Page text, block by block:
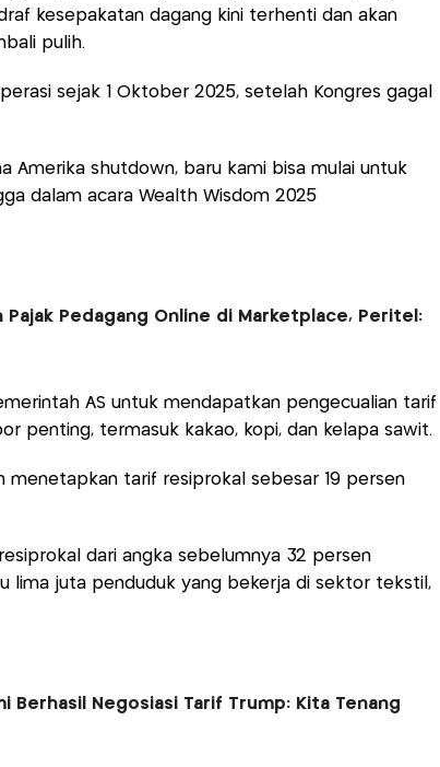
kesepakatan dagang kini terhenti dan akan
pulih.
sejak 1 Oktober 2025, setelah Kongres gagal
Amerika shutdown, baru kami bisa mulai untuk
dalam acara Wealth Wisdom 2025
Pajak Pedagang Online di Marketplace, Peritel:
AS untuk mendapatkan pengecualian tarif
penting, termasuk kakao, kopi, dan kelapa sawit.
menetapkan tarif resiprokal sebesar 19 persen
dari angka sebelumnya 32 persen
lima juta penduduk yang bekerja di sektor tekstil,
Berhasil Negosiasi Tarif Trump: Kita Tenang